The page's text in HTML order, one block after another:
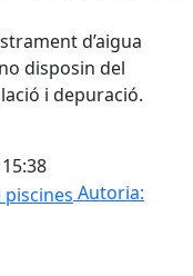
d’aigua
disposin del
i depuració.
Autoria: